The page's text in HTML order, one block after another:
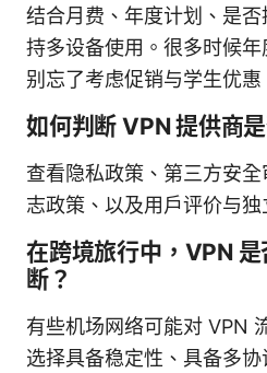
结合月费、年度计划、是
持多设备使用。很多时候年
别忘了考虑促销与学生优惠
如何判断 VPN 提供商
查看隐私政策、第三方安
志政策、以及用户评价与独
在跨境旅行中，VPN
断？
有些机场网络可能对 VPN
选择具备稳定性、具备多